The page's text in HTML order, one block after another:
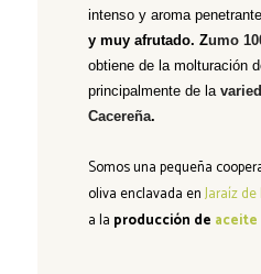
intenso y aroma
ymuy afrutado. Zumo
obtiene de la molturación
principalmente de la
Cacereña.
Somos unapequeña
oliva enclavada enJaraíz
a la producción de aceite